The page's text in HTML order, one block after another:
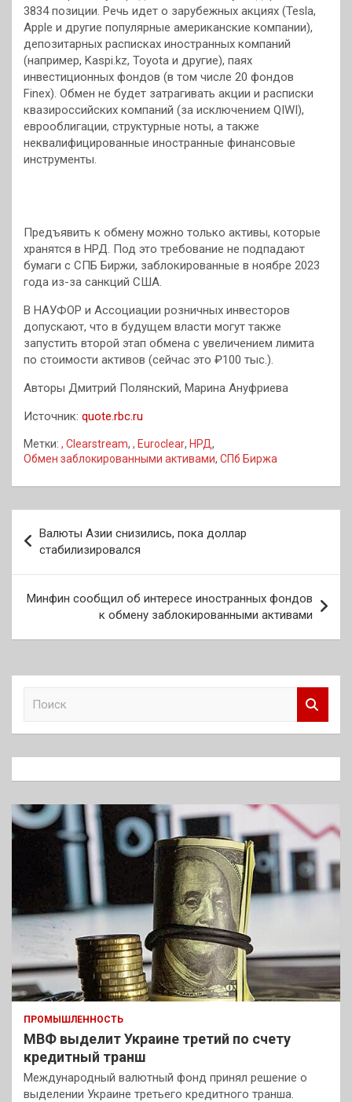
3834 позиции. Речь идет о зарубежных акциях (Tesla,
Apple и другие популярные американские компании),
депозитарных расписках иностранных компаний
(например, Kaspi.kz, Toyota и другие), паях
инвестиционных фондов (в том числе 20 фондов
Finex). Обмен не будет затрагивать акции и расписки
квазироссийских компаний (за исключением QIWI),
еврооблигации, структурные ноты, а также
неквалифицированные иностранные финансовые
инструменты.
Предъявить к обмену можно только активы, которые
хранятся в НРД. Под это требование не подпадают
бумаги с СПБ Биржи, заблокированные в ноябре 2023
года из-за санкций США.
В НАУФОР и Ассоциации розничных инвесторов
допускают, что в будущем власти могут также
запустить второй этап обмена с увеличением лимита
по стоимости активов (сейчас это ₽100 тыс.).
Авторы Дмитрий Полянский, Марина Ануфриева
Источник: quote.rbc.ru
Метки: , Clearstream, , Euroclear, НРД ,
Обмен заблокированными активами, СПб Биржа
по
записям
Валюты Азии снизились, пока доллар
стабилизировался
Минфин сообщил об интересе иностранных фондов
к обмену заблокированными активами
к
ПРОМЫШЛЕННОСТЬ
МВФ выделит Украине третий по счету
кредитный транш
Международный валютный фонд принял решение о
выделении Украине третьего кредитного транша.